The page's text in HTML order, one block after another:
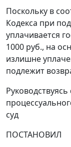
Поскольку в
Кодекса при
уплачивается
1000 руб., на
излишне
подлежит
Руководствуясь
суд
ПОСТАНОВИЛ